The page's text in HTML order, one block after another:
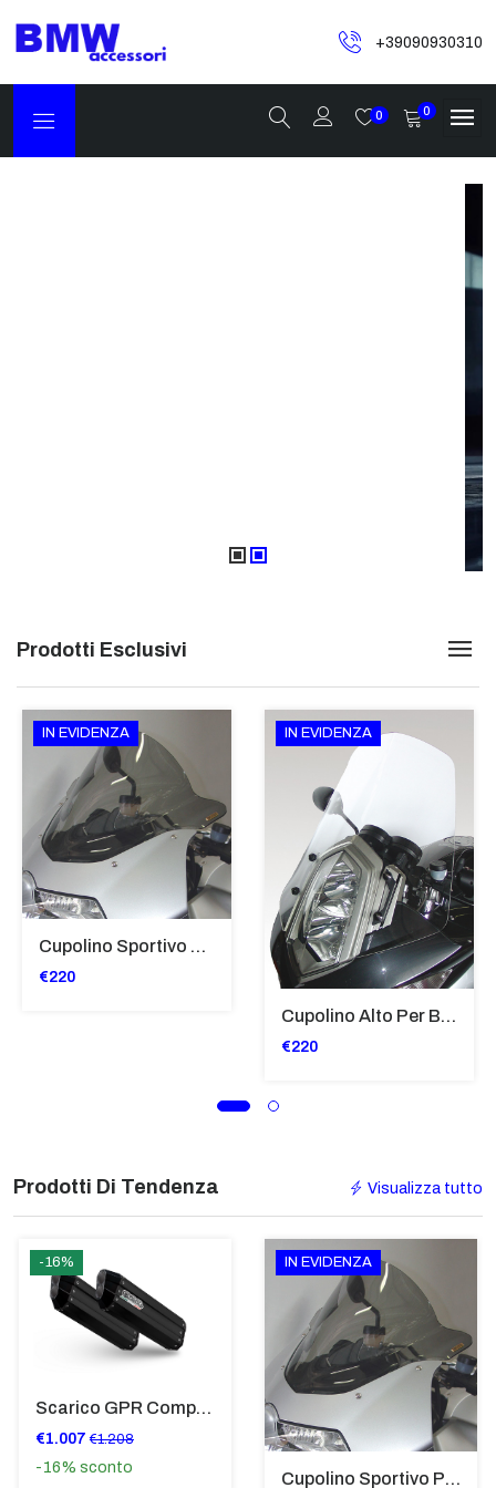
+39090930310
0 0
Prodotti Esclusivi
IN EVIDENZA
Cupolino Sportivo Per Bmw K 1200 R Sport 2005-07 TRASPARENTE - Sc967-T
€220
IN EVIDENZA
Cupolino Alto Per Bmw R 1200 St 2004 - 2007 TRASPARENTE - Sc950-T
€220
Prodotti Di Tendenza Visualizza tutto
-16%
Scarico GPR Compatibile Con Bmw K 1600 Gt 2017-2021 - Hyper Sonic Black Titanium
€1.007 €1.208
-16% sconto
IN EVIDENZA
Cupolino Sportivo Per Bmw K 1200 R Sport 2005-07 TRASPARENTE - Sc967-T